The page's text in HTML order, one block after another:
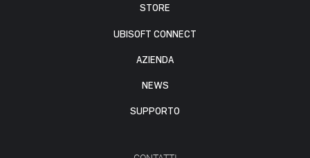
STORE
UBISOFT CONNECT
AZIENDA
NEWS
SUPPORTO